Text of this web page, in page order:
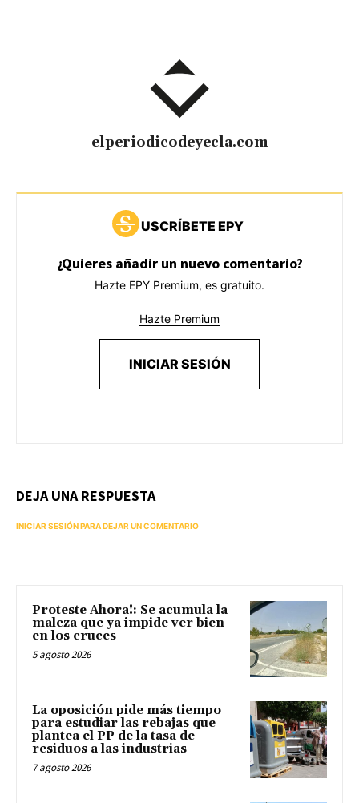
elperiodicodeyecla.com
USCRÍBETE EPY
¿Quieres añadir un nuevo comentario?
Hazte EPY Premium, es gratuito.
Hazte Premium
INICIAR SESIÓN
DEJA UNA RESPUESTA
INICIAR SESIÓN PARA DEJAR UN COMENTARIO
Proteste Ahora!: Se acumula la
maleza que ya impide ver bien
en los cruces
5 agosto 2026
La oposición pide más tiempo
para estudiar las rebajas que
plantea el PP de la tasa de
residuos a las industrias
7 agosto 2026